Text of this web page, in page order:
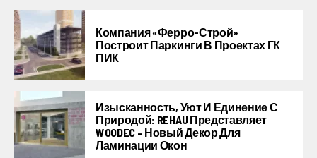
Компания «Ферро-Строй»
Построит Паркинги В Проектах ГК
ПИК
Изысканность, Уют И Единение С
Природой: REHAU Представляет
WOODEC – Новый Декор Для
Ламинации Окон